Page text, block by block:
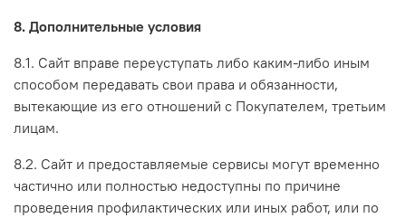
8. Дополнительные условия
8.1. Сайт вправе переуступать либо каким-либо иным
способом передавать свои права и обязанности,
вытекающие из его отношений с Покупателем, третьим
лицам.
8.2. Сайт и предоставляемые сервисы могут временно
частично или полностью недоступны по причине
проведения профилактических или иных работ, или по